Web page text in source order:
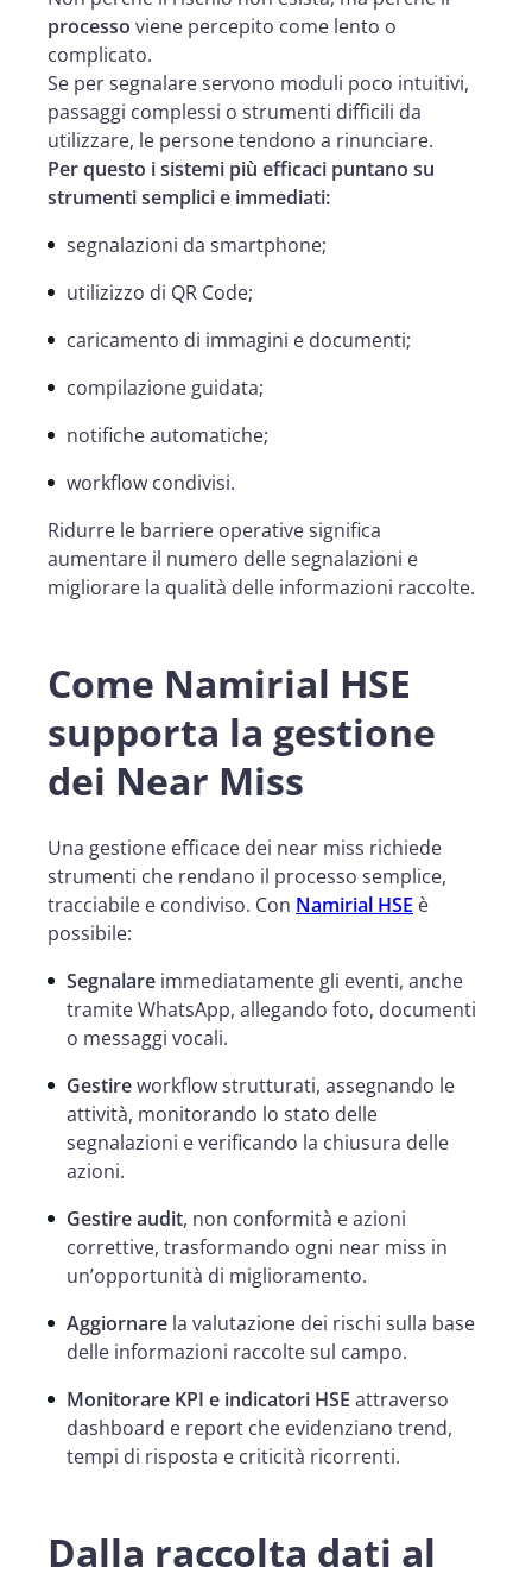
processo viene percepito come lento o
complicato.
Se per segnalare servono moduli poco intuitivi,
passaggi complessi o strumenti difficili da
utilizzare, le persone tendono a rinunciare.
Per questo i sistemi più efficaci puntano su
strumenti semplici e immediati:
segnalazioni da smartphone;
utilizizzo di QR Code;
caricamento di immagini e documenti;
compilazione guidata;
notifiche automatiche;
workflow condivisi.
Ridurre le barriere operative significa
aumentare il numero delle segnalazioni e
migliorare la qualità delle informazioni raccolte.
Come Namirial HSE
supporta la gestione
dei Near Miss
Una gestione efficace dei near miss richiede
strumenti che rendano il processo semplice,
tracciabile e condiviso. Con Namirial HSE è
possibile:
Segnalare immediatamente gli eventi, anche
tramite WhatsApp, allegando foto, documenti
o messaggi vocali.
Gestireworkflow strutturati, assegnando le
attività, monitorando lo stato delle
segnalazioni e verificando la chiusura delle
azioni.
Gestire audit, non conformità e azioni
correttive, trasformando ogni near miss in
un’opportunità di miglioramento.
Aggiornare la valutazione dei rischi sulla base
delle informazioni raccolte sul campo.
Monitorare KPI e indicatori HSE attraverso
dashboard e report che evidenziano trend,
tempi di risposta e criticità ricorrenti.
Dalla raccolta dati al